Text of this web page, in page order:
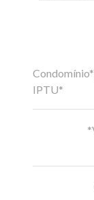
Condomínio*
IPTU*